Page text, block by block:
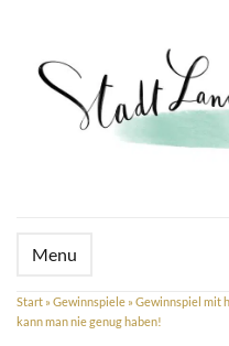
Menu
Start » Gewinnspiele » Gewinnspiel mit
kann man nie genug haben!